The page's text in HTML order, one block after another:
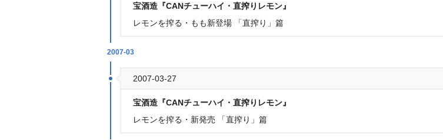
宝酒造『CANチューハイ・直搾りレモン』
レモンを搾る・もも新登場 「直搾り」篇
2007-03
2007-03-27
宝酒造『CANチューハイ・直搾りレモン』
レモンを搾る・新発売 「直搾り」篇